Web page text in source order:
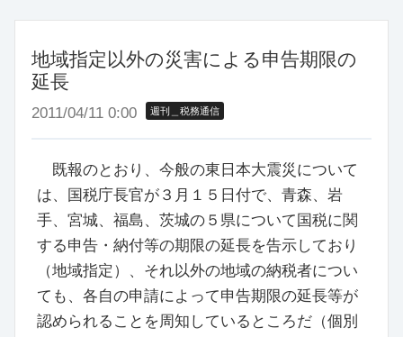
地域指定以外の災害による申告期限の
延長
2011/04/11 0:00 週刊＿税務通信
既報のとおり、今般の東日本大震災について
は、国税庁長官が３月１５日付で、青森、岩
手、宮城、福島、茨城の５県について国税に関
する申告・納付等の期限の延長を告示しており
（地域指定）、それ以外の地域の納税者につい
ても、各自の申請によって申告期限の延長等が
認められることを周知しているところだ（個別